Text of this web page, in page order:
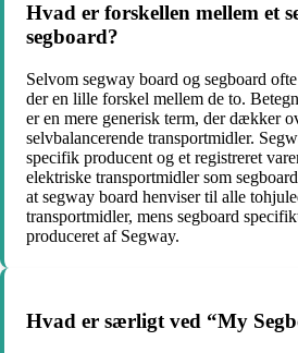
Hvad er forskellen mellem et
segboard?
Selvom segway board og segboard
der en lille forskel mellem de to.
er en mere generisk term, der dækker
selvbalancerende transportmidler.
specifik producent og et registreret
elektriske transportmidler som
at segway board henviser til alle
transportmidler, mens segboard
produceret af Segway.
Hvad er særligt ved “My